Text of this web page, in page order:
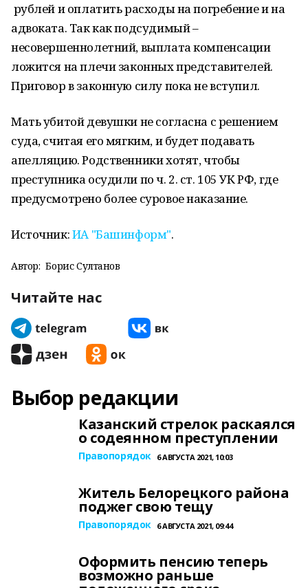
рублей и оплатить расходы на погребение и на
адвоката. Так как подсудимый –
несовершеннолетний, выплата компенсации
ложится на плечи законных представителей.
Приговор в законную силу пока не вступил.
Мать убитой девушки не согласна с решением
суда, считая его мягким, и будет подавать
апелляцию. Родственники хотят, чтобы
преступника осудили по ч. 2. ст. 105 УК РФ, где
предусмотрено более суровое наказание.
Источник:ИА "Башинформ".
Автор: Борис Султанов
Читайте нас
Выбор редакции
Казанский стрелок раскаялся
о содеянном преступлении
Правопорядок 6 АВГУСТА 2021, 10:03
Житель Белорецкого района
поджег свою тещу
Правопорядок 6 АВГУСТА 2021, 09:44
Оформить пенсию теперь
возможно раньше